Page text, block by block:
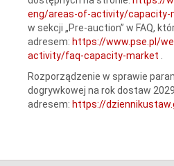
eng/areas-of-activity/capacity-
w sekcji „Pre-auction” w FAQ,
adresem: https://www.pse.pl/
activity/faq-capacity-market
Rozporządzenie w sprawie
dogrywkowej na rok dostaw
adresem: https://